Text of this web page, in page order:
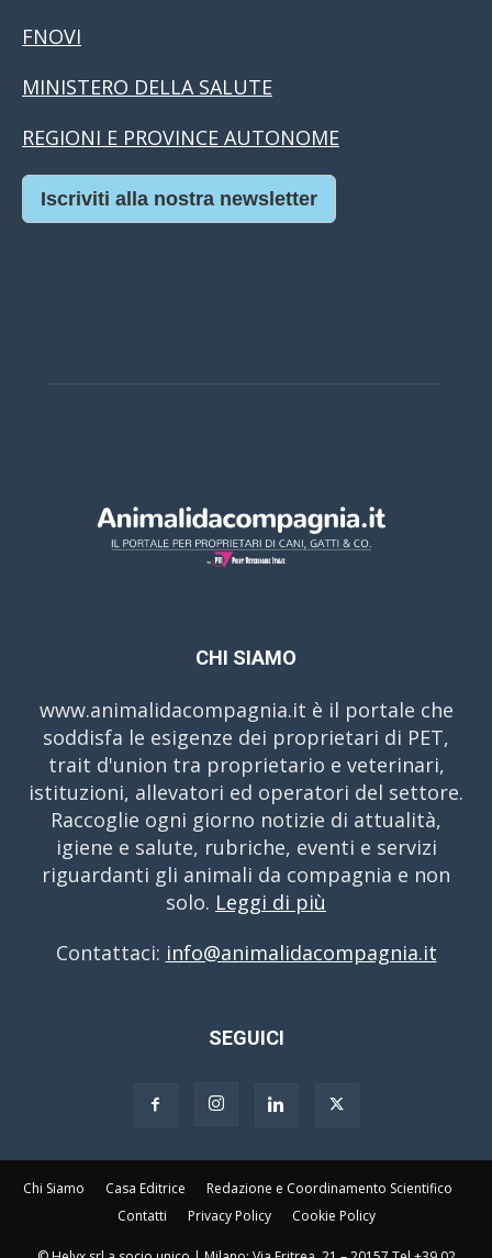
FNOVI
MINISTERO DELLA SALUTE
REGIONI E PROVINCE AUTONOME
Iscriviti alla nostra newsletter
CHI SIAMO
www.animalidacompagnia.it è il portale che
soddisfa le esigenze dei proprietari di PET,
trait d'union tra proprietario e veterinari,
istituzioni, allevatori ed operatori del settore.
Raccoglie ogni giorno notizie di attualità,
igiene e salute, rubriche, eventi e servizi
riguardanti gli animali da compagnia e non
solo. Leggi di più
Contattaci: info@animalidacompagnia.it
SEGUICI
Chi Siamo Casa Editrice
Redazione e Coordinamento Scientifico
Contatti
Privacy Policy Cookie Policy